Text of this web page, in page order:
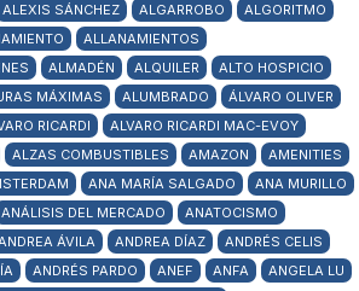
ALEXIS SÁNCHEZ ALGARROBO
ALGORITMO
ALLANAMIENTOS
ALMADÉN ALQUILER
ALTO HOSPICIO
MÁXIMAS ALUMBRADO
ÁLVARO OLIVER
RICARDI
ALVARO RICARDI MAC-EVOY
ALZAS COMBUSTIBLES AMAZON
AMENITIES
ANA MARÍA SALGADO
ANA MURILLO
ANÁLISIS DEL MERCADO
ANATOCISMO
ÁVILA ANDREA DÍAZ
ANDRÉS CELIS
ANDRÉS PARDO ANEF ANFA
ANGELA LU